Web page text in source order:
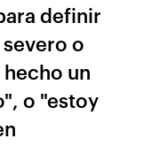
definir
o
un
o "estoy